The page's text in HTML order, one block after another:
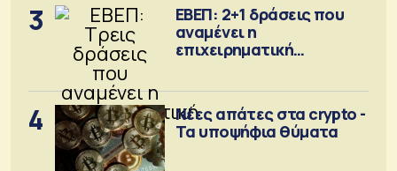
3
ΕΒΕΠ: 2+1 δράσεις που
αναμένει η
επιχειρηματική
4
Νέες απάτες στα crypto -
Τα υποψήφια θύματα